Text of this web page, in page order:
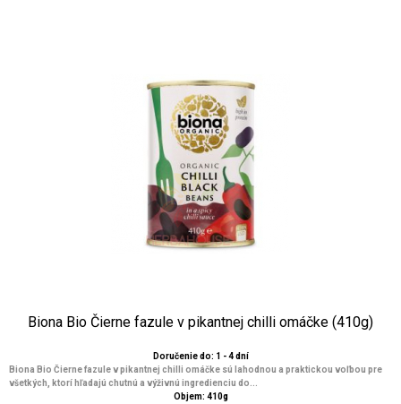
Biona Bio Čierne fazule v pikantnej chilli omáčke (410g)
Doručenie do: 1 - 4 dní
Biona Bio Čierne fazule v pikantnej chilli omáčke sú lahodnou a praktickou voľbou pre
všetkých, ktorí hľadajú chutnú a výživnú ingredienciu do...
Objem: 410g